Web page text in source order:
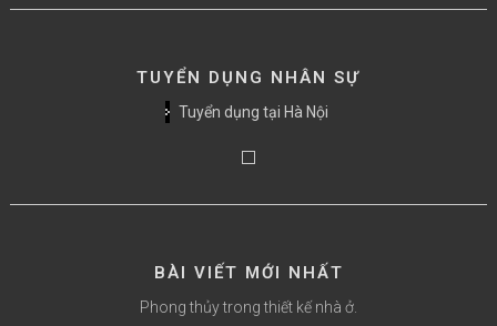
TUYỂN DỤNG NHÂN SỰ
Tuyển dụng tại Hà Nội
BÀI VIẾT MỚI NHẤT
Phong thủy trong thiết kế nhà ở.